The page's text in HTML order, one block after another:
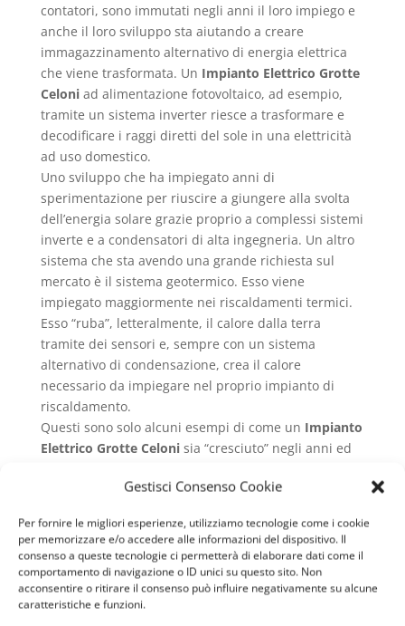
Gestisci Consenso Cookie
Per fornire le migliori esperienze, utilizziamo tecnologie come i cookie
per memorizzare e/o accedere alle informazioni del dispositivo. Il
consenso a queste tecnologie ci permetterà di elaborare dati come il
comportamento di navigazione o ID unici su questo sito. Non
acconsentire o ritirare il consenso può influire negativamente su alcune
caratteristiche e funzioni.
contatori, sono immutati negli anni il loro impiego e
anche il loro sviluppo sta aiutando a creare
immagazzinamento alternativo di energia elettrica
che viene trasformata. Un Impianto Elettrico Grotte
Celoniad alimentazione fotovoltaico, ad esempio,
tramite un sistema inverter riesce a trasformare e
decodificare i raggi diretti del sole in una elettricità
ad uso domestico.
Uno sviluppo che ha impiegato anni di
sperimentazione per riuscire a giungere alla svolta
dell’energia solare grazie proprio a complessi sistemi
inverte e a condensatori di alta ingegneria. Un altro
sistema che sta avendo una grande richiesta sul
mercato è il sistema geotermico. Esso viene
impiegato maggiormente nei riscaldamenti termici.
Esso “ruba”, letteralmente, il calore dalla terra
tramite dei sensori e, sempre con un sistema
alternativo di condensazione, crea il calore
necessario da impiegare nel proprio impianto di
riscaldamento.
Questi sono solo alcuni esempi di come un Impianto
Elettrico Grotte Celonisia “cresciuto” negli anni ed
essere importante sia oggi che per il futuro del
Impianto Elettrico Grotte
Celonicaratteristiche
Quali sono gli elementi di un
Impianto Elettrico